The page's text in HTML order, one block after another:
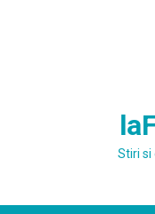
Stiri si